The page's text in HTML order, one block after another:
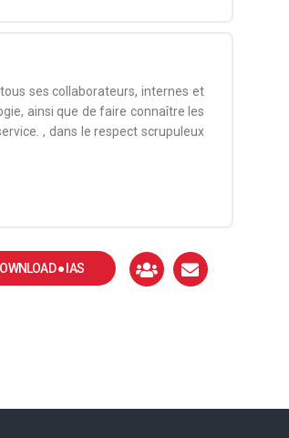
ses collaborateurs, internes et
ainsi que de faire connaître les
, dans le respect scrupuleux
● IAS